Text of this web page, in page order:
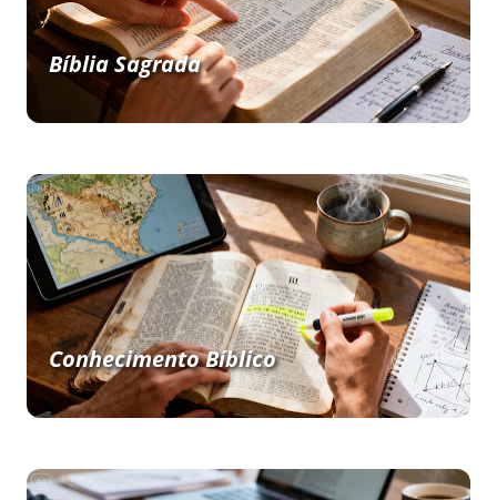
Bíblia Sagrada
Conhecimento Bíblico